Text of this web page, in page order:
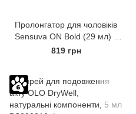
Пролонгатор для чоловіків
Sensuva ON Bold (29 мл) з
солодко-м’ятним смаком
819 грн